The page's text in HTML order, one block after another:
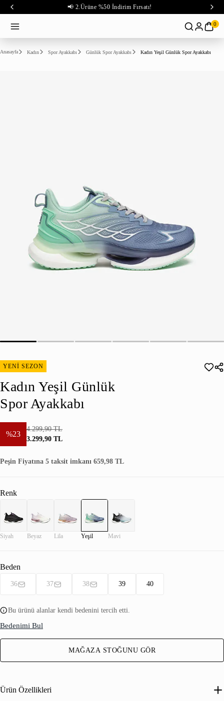
📢 2.Ürüne %50 İndirim Fırsatı!
0
Anasayfa Kadın Spor Ayakkabı Günlük Spor Ayakkabı Kadın Yeşil Günlük Spor Ayakkabı
YENİ SEZON
Kadın Yeşil Günlük
Spor Ayakkabı
%23
4.299,90 TL
3.299,90 TL
Peşin Fiyatına 5 taksit imkanı 659,98 TL
Renk
Siyah Beyaz Lila Yeşil Mavi
Beden
36 37 38 39 40
Bu ürünü alanlar kendi bedenini tercih etti.
Bedenimi Bul
MAĞAZA STOĞUNU GÖR
Ürün Özellikleri